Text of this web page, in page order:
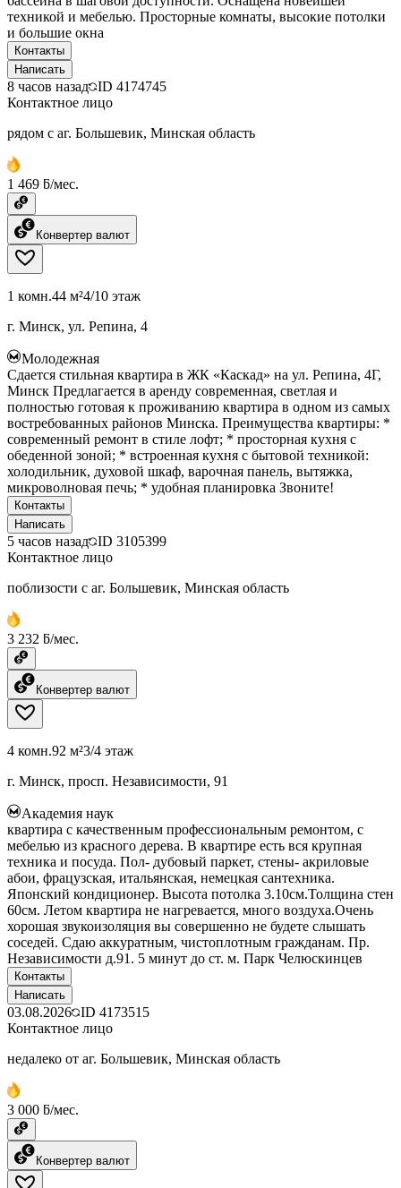
техникой и мебелью. Просторные комнаты, высокие потолки
и большие окна
Контакты
Написать
8 часов назад ID 4174745
Контактное лицо
рядом с аг. Большевик, Минская область
1 469 ƃ/мес.
Конвертер валют
1 комн.44 м²4/10 этаж
г. Минск, ул. Репина, 4
Молодежная
Сдается стильная квартира в ЖК «Каскад» на ул. Репина, 4Г,
Минск Предлагается в аренду современная, светлая и
полностью готовая к проживанию квартира в одном из самых
востребованных районов Минска. Преимущества квартиры: *
современный ремонт в стиле лофт; * просторная кухня с
обеденной зоной; * встроенная кухня с бытовой техникой:
холодильник, духовой шкаф, варочная панель, вытяжка,
микроволновая печь; * удобная планировка Звоните!
Контакты
Написать
5 часов назад ID 3105399
Контактное лицо
поблизости с аг. Большевик, Минская область
3 232 ƃ/мес.
Конвертер валют
4 комн.92 м²3/4 этаж
г. Минск, просп. Независимости, 91
Академия наук
квартира с качественным профессиональным ремонтом, с
мебелью из красного дерева. В квартире есть вся крупная
техника и посуда. Пол- дубовый паркет, стены- акриловые
абои, фрацузская, итальянская, немецкая сантехника.
Японский кондиционер. Высота потолка 3.10см.Толщина стен
60см. Летом квартира не нагревается, много воздуха.Очень
хорошая звукоизоляция вы совершенно не будете слышать
соседей. Сдаю аккуратным, чистоплотным гражданам. Пр.
Независимости д.91. 5 минут до ст. м. Парк Челюскинцев
Контакты
Написать
03.08.2026 ID 4173515
Контактное лицо
недалеко от аг. Большевик, Минская область
3 000 ƃ/мес.
Конвертер валют